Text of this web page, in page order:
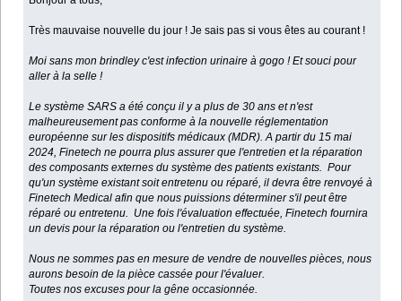
Très mauvaise nouvelle du jour ! Je sais pas si vous êtes au courant !
Moi sans mon brindley c'est infection urinaire à gogo ! Et souci pour
aller à la selle !
Le système SARS a été conçu il y a plus de 30 ans et n'est
malheureusement pas conforme à la nouvelle réglementation
européenne sur les dispositifs médicaux (MDR). A partir du 15 mai
2024, Finetech ne pourra plus assurer que l'entretien et la réparation
des composants externes du système des patients existants. Pour
qu'un système existant soit entretenu ou réparé, il devra être renvoyé à
Finetech Medical afin que nous puissions déterminer s'il peut être
réparé ou entretenu. Une fois l'évaluation effectuée, Finetech fournira
un devis pour la réparation ou l'entretien du système.
Nous ne sommes pas en mesure de vendre de nouvelles pièces, nous
aurons besoin de la pièce cassée pour l'évaluer.
Toutes nos excuses pour la gêne occasionnée.